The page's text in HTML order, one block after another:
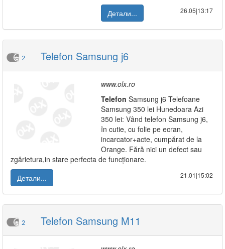
Детали...
26.05|13:17
2 Telefon Samsung j6
www.olx.ro
Telefon Samsung j6 Telefoane
Samsung 350 lei Hunedoara Azi
350 lei: Vând telefon Samsung j6,
în cutie, cu folie pe ecran,
incarcator+acte, cumpărat de la
Orange. Fără nici un defect sau
zgârietura,in stare perfecta de funcționare.
Детали...
21.01|15:02
2 Telefon Samsung M11